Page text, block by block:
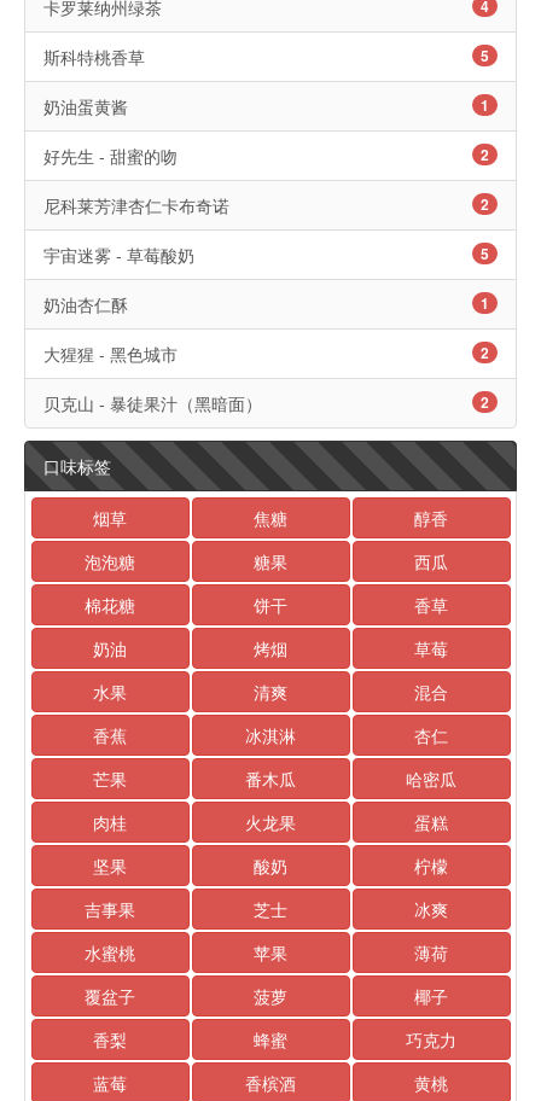
4
卡罗莱纳州绿茶
5
斯科特桃香草
1
奶油蛋黄酱
2
好先生 - 甜蜜的吻
2
尼科莱芳津杏仁卡布奇诺
5
宇宙迷雾 - 草莓酸奶
1
奶油杏仁酥
2
大猩猩 - 黑色城市
2
贝克山 - 暴徒果汁（黑暗面）
口味标签
烟草 焦糖
醇香
泡泡糖
糖果
西瓜
棉花糖
饼干
香草
奶油
烤烟
草莓
水果
清爽
混合
香蕉
冰淇淋
杏仁
芒果
番木瓜
哈密瓜
肉桂
火龙果
蛋糕
坚果
酸奶
柠檬
吉事果
芝士
冰爽
水蜜桃
苹果
薄荷
覆盆子
菠萝
椰子
香梨
蜂蜜
巧克力
蓝莓
香槟酒
黄桃